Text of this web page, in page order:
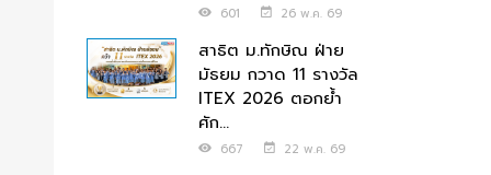
601 26 พ.ค. 69
สาธิต ม.ทักษิณ ฝ่าย
มัธยม กวาด 11 รางวัล
ITEX 2026 ตอกย้ำ
ศัก...
667 22 พ.ค. 69